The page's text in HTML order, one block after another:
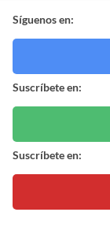
Síguenos en:
Suscríbete en:
Suscríbete en: